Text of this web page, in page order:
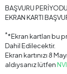
BAŞVURU
EKRAN KARTI
**Ekran kartları bu
Dahil Edilecektir.
Ekran kartınızı 8
aldıysanız lütfen